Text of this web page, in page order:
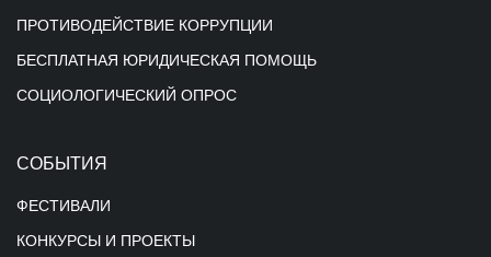
ПРОТИВОДЕЙСТВИЕ КОРРУПЦИИ
БЕСПЛАТНАЯ ЮРИДИЧЕСКАЯ ПОМОЩЬ
СОЦИОЛОГИЧЕСКИЙ ОПРОС
СОБЫТИЯ
ФЕСТИВАЛИ
КОНКУРСЫ И ПРОЕКТЫ